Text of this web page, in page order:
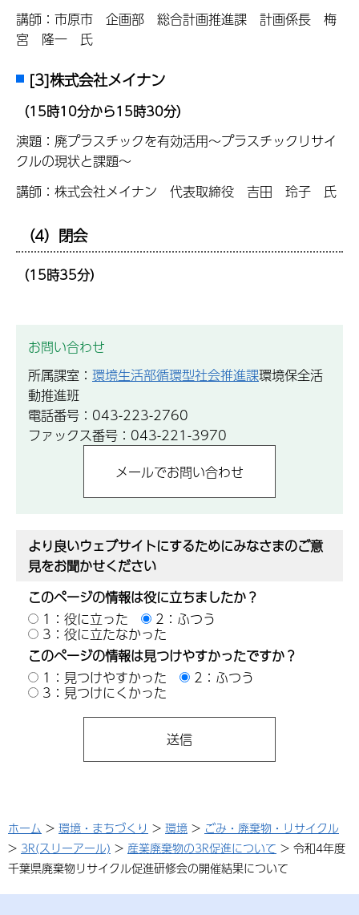
講師：市原市 企画部 総合計画推進課 計画係長 梅
宮 隆一 氏
[3]株式会社メイナン
（15時10分から15時30分）
演題：廃プラスチックを有効活用～プラスチックリサイ
クルの現状と課題～
講師：株式会社メイナン 代表取締役 吉田 玲子 氏
（4）閉会
（15時35分）
お問い合わせ
所属課室： 環境生活部循環型社会推進課環境保全活
動推進班
電話番号：043-223-2760
ファックス番号：043-221-3970
より良いウェブサイトにするためにみなさまのご意
見をお聞かせください
このページの情報は役に立ちましたか？
1：役に立った
2：ふつう
3：役に立たなかった
このページの情報は見つけやすかったですか？
1：見つけやすかった
2：ふつう
3：見つけにくかった
ホーム > 環境・まちづくり > 環境 > ごみ・廃棄物・リサイクル
> 3R(スリーアール) > 産業廃棄物の3R促進について > 令和4年度
千葉県廃棄物リサイクル促進研修会の開催結果について